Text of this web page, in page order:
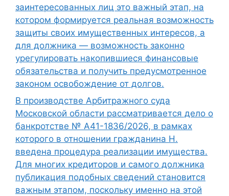
заинтересованных лиц это важный этап, на
котором формируется реальная возможность
защиты своих имущественных интересов, а
для должника — возможность законно
урегулировать накопившиеся финансовые
обязательства и получить предусмотренное
законом освобождение от долгов.
В производстве Арбитражного суда
Московской области рассматривается дело о
банкротстве № А41-1836/2026, в рамках
которого в отношении гражданина Н.
введена процедура реализации имущества.
Для многих кредиторов и самого должника
публикация подобных сведений становится
важным этапом, поскольку именно на этой